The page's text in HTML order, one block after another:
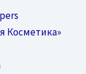
Косметика»